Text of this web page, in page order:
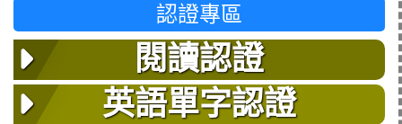
認證專區
閱讀認證
英語單字認證